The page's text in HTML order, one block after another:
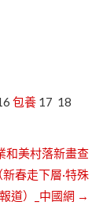
包養17 18
和美村落新畫查
春走下層·特殊
報道）_中國網 →